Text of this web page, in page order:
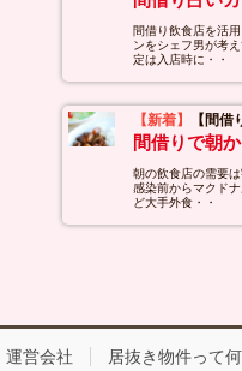
間借り飲食店を活
ンをシェフ男が考
定は入店時に・・
【新着】 【間
間借りで朝
朝の飲食店の需要
感染前からマクド
ど大手外食・・
運営会社 居抜き物件って